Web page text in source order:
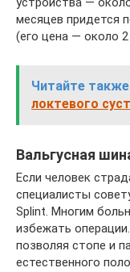
месяцев придется
(его цена — около 2
Читайте
локтевого
Вальгусная
Если человек
специалисты
Splint. Многим
избежать
позволяя стопе и
естественного